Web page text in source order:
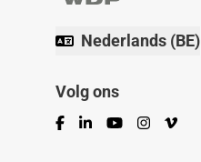
Nederlands (BE)
Volg ons
Facebook
LinkedInYouTubeInstagram
Vimeo